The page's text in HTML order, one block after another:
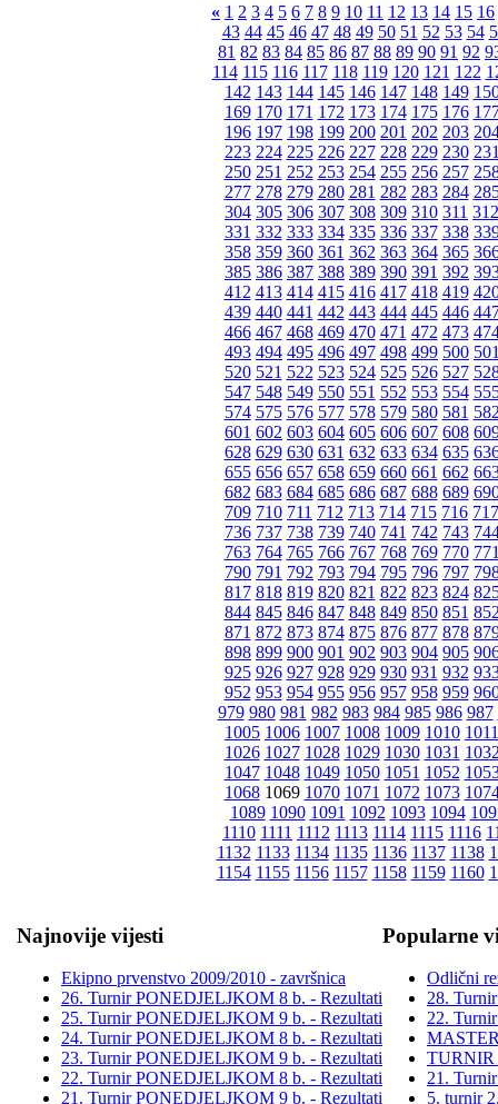
« 1 2 3 4 5 6 7 8 9 10 11 12 13 14 15 16
43 44 45 46 47 48 49 50 51 52 53 54
81 82 83 84 85 86 87 88 89 90 91 92
114 115 116 117 118 119 120 121 122
142 143 144 145 146 147 148 149
169 170 171 172 173 174 175 176
196 197 198 199 200 201 202 203
223 224 225 226 227 228 229 230
250 251 252 253 254 255 256 257
277 278 279 280 281 282 283 284
304 305 306 307 308 309 310 311 312
331 332 333 334 335 336 337 338
358 359 360 361 362 363 364 365
385 386 387 388 389 390 391 392
412 413 414 415 416 417 418 419
439 440 441 442 443 444 445 446
466 467 468 469 470 471 472 473
493 494 495 496 497 498 499 500
520 521 522 523 524 525 526 527
547 548 549 550 551 552 553 554
574 575 576 577 578 579 580 581
601 602 603 604 605 606 607 608
628 629 630 631 632 633 634 635
655 656 657 658 659 660 661 662
682 683 684 685 686 687 688 689
709 710 711 712 713 714 715 716 717
736 737 738 739 740 741 742 743
763 764 765 766 767 768 769 770
790 791 792 793 794 795 796 797
817 818 819 820 821 822 823 824
844 845 846 847 848 849 850 851
871 872 873 874 875 876 877 878
898 899 900 901 902 903 904 905
925 926 927 928 929 930 931 932
952 953 954 955 956 957 958 959
979 980 981 982 983 984 985 986 987
1005 1006 1007 1008 1009 1010 1011
1026 1027 1028 1029 1030 1031
1047 1048 1049 1050 1051 1052
10681069 1070 1071 1072 1073
1089 1090 1091 1092 1093 1094
1110 1111 1112 1113 1114 1115 1116
1132 1133 1134 1135 1136 1137 1138
1154 1155 1156 1157 1158 1159 1160
Najnovije vijesti
Ekipno prvenstvo 2009/2010 - završnica
26. Turnir PONEDJELJKOM 8 b. - Rezultati
25. Turnir PONEDJELJKOM 9 b. - Rezultati
24. Turnir PONEDJELJKOM 8 b. - Rezultati
23. Turnir PONEDJELJKOM 9 b. - Rezultati
22. Turnir PONEDJELJKOM 8 b. - Rezultati
21. Turnir PONEDJELJKOM 9 b. - Rezultati
Popularne
Odlični
28.
22.
TURNIR
21.
5. turnir